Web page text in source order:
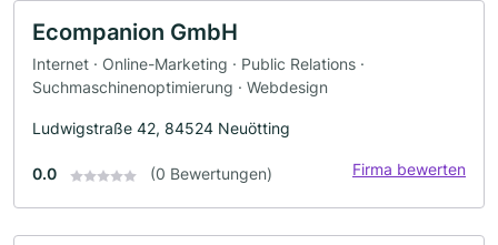
Ecompanion GmbH
Internet · Online-Marketing · Public Relations ·
Suchmaschinenoptimierung · Webdesign
Ludwigstraße 42, 84524 Neuötting
0.0 (0 Bewertungen) Firma bewerten